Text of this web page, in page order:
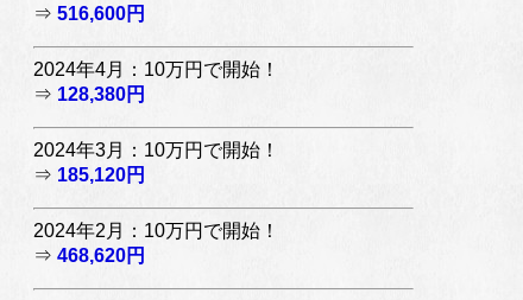
⇒ 516,600円
2024年4月：10万円で開始！
⇒ 128,380円
2024年3月：10万円で開始！
⇒ 185,120円
2024年2月：10万円で開始！
⇒ 468,620円